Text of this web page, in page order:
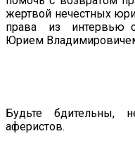
жертвой нечестных
права из интервью
Юрием
Будьте бдительны,
аферистов.